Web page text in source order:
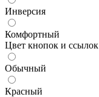
Инверсия
Комфортный
Цвет кнопок и ссылок
Обычный
Красный